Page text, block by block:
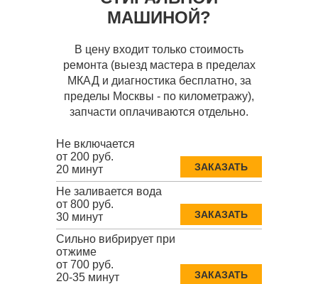
МАШИНОЙ?
В цену входит только стоимость
ремонта (выезд мастера в пределах
МКАД и диагностика бесплатно, за
пределы Москвы - по километражу),
запчасти оплачиваются отдельно.
Не включается
от 200 руб.
20 минут
ЗАКАЗАТЬ
Не заливается вода
от 800 руб.
30 минут
ЗАКАЗАТЬ
Сильно вибрирует при
отжиме
от 700 руб.
20-35 минут
ЗАКАЗАТЬ